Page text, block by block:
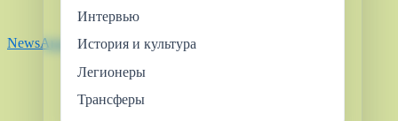
NewsАналитикаИнтервьюЛегионеры
Интервью
История и культура
Легионеры
Трансферы